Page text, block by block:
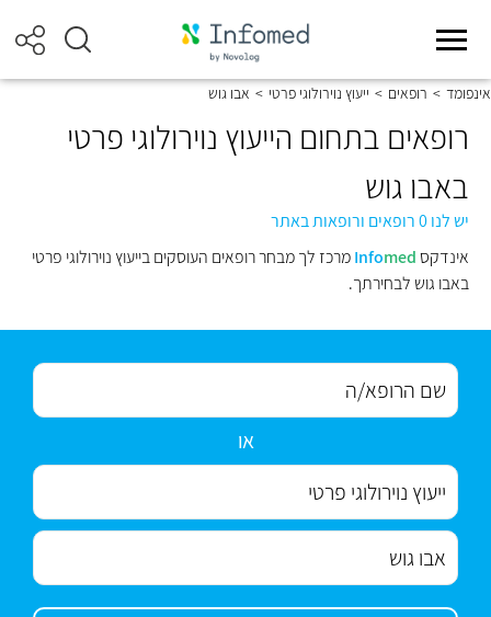
אינפומד > רופאים > ייעוץ נוירולוגי פרטי > אבו גוש
רופאים בתחום הייעוץ נוירולוגי פרטי
באבו גוש
יש לנו 0 רופאים ורופאות באתר
אינדקס
Infomed
מרכז לך מבחר רופאים העוסקים בייעוץ נוירולוגי פרטי
באבו גוש לבחירתך.
או